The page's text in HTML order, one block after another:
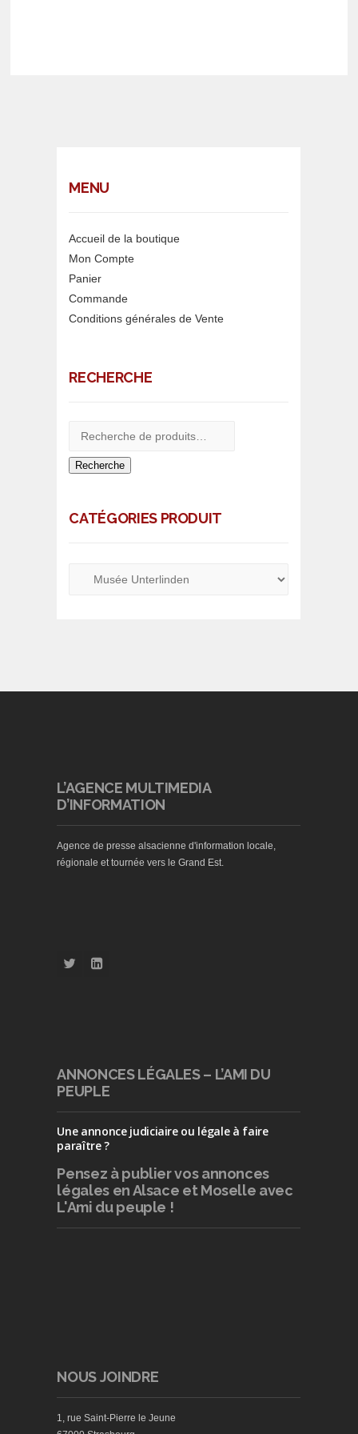
MENU
Accueil de la boutique
Mon Compte
Panier
Commande
Conditions générales de Vente
RECHERCHE
Recherche
CATÉGORIES PRODUIT
L’AGENCE MULTIMEDIA
D’INFORMATION
Agence de presse alsacienne d'information locale,
régionale et tournée vers le Grand Est.
ANNONCES LÉGALES – L’AMI DU
PEUPLE
Une annonce judiciaire ou légale à faire
paraître ?
Pensez à publiervos annonces
légales en Alsace et Moselle avec
L'Ami du peuple !
NOUS JOINDRE
1, rue Saint-Pierre le Jeune